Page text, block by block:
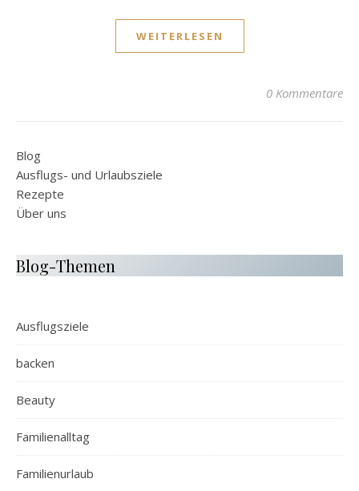
WEITERLESEN
0 Kommentare
Blog
Ausflugs- und Urlaubsziele
Rezepte
Über uns
Blog-Themen
Ausflugsziele
backen
Beauty
Familienalltag
Familienurlaub